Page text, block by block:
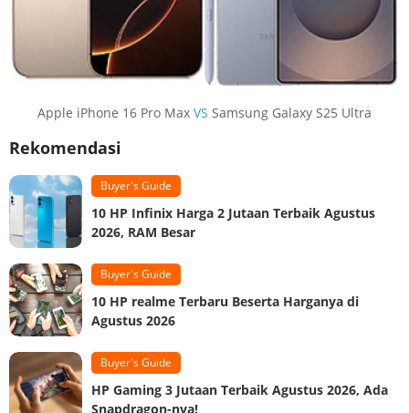
Apple iPhone 16 Pro Max VS Samsung Galaxy S25 Ultra
Rekomendasi
Buyer's Guide
10 HP Infinix Harga 2 Jutaan Terbaik Agustus
2026, RAM Besar
Buyer's Guide
10 HP realme Terbaru Beserta Harganya di
Agustus 2026
Buyer's Guide
HP Gaming 3 Jutaan Terbaik Agustus 2026, Ada
Snapdragon-nya!